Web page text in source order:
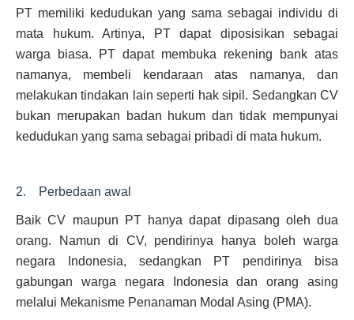
PT memiliki kedudukan yang sama sebagai individu di
mata hukum. Artinya, PT dapat diposisikan sebagai
warga biasa. PT dapat membuka rekening bank atas
namanya, membeli kendaraan atas namanya, dan
melakukan tindakan lain seperti hak sipil. Sedangkan CV
bukan merupakan badan hukum dan tidak mempunyai
kedudukan yang sama sebagai pribadi di mata hukum.
2. Perbedaan awal
Baik CV maupun PT hanya dapat dipasang oleh dua
orang. Namun di CV, pendirinya hanya boleh warga
negara Indonesia, sedangkan PT pendirinya bisa
gabungan warga negara Indonesia dan orang asing
melalui Mekanisme Penanaman Modal Asing (PMA).